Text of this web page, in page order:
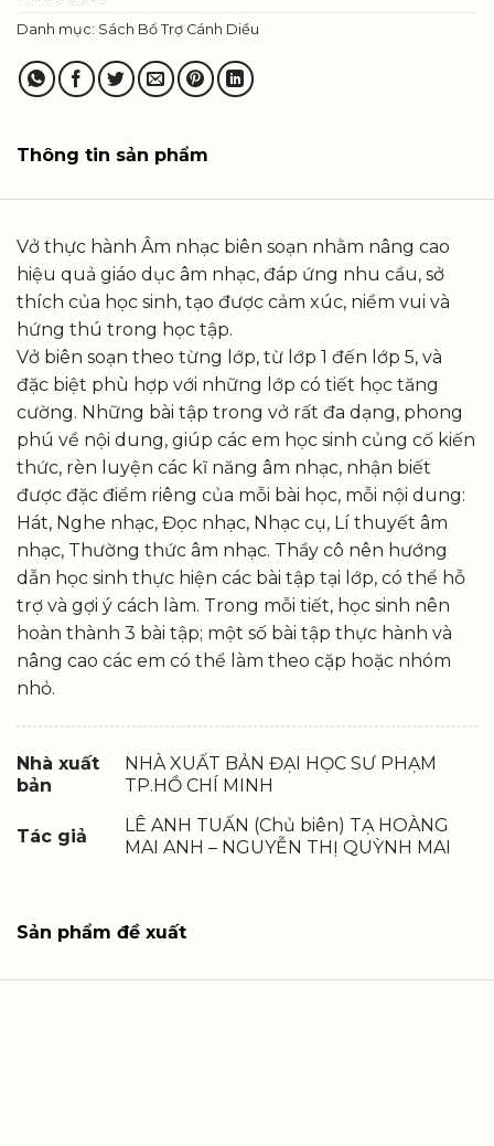
Danh mục: Sách Bổ Trợ Cánh Diều
Thông tin sản phẩm
Vở thực hành Âm nhạc biên soạn nhằm nâng cao
hiệu quả giáo dục âm nhạc, đáp ứng nhu cầu, sở
thích của học sinh, tạo được cảm xúc, niềm vui và
hứng thú trong học tập.
Vở biên soạn theo từng lớp, từ lớp 1 đến lớp 5, và
đặc biệt phù hợp với những lớp có tiết học tăng
cường. Những bài tập trong vở rất đa dạng, phong
phú về nội dung, giúp các em học sinh củng cố kiến
thức, rèn luyện các kĩ năng âm nhạc, nhận biết
được đặc điểm riêng của mỗi bài học, mỗi nội dung:
Hát, Nghe nhạc, Đọc nhạc, Nhạc cụ, Lí thuyết âm
nhạc, Thường thức âm nhạc. Thầy cô nên hướng
dẫn học sinh thực hiện các bài tập tại lớp, có thể hỗ
trợ và gợi ý cách làm. Trong mỗi tiết, học sinh nên
hoàn thành 3 bài tập; một số bài tập thực hành và
nâng cao các em có thể làm theo cặp hoặc nhóm
nhỏ.
Nhà xuất
bản
NHÀ XUẤT BẢN ĐẠI HỌC SƯ PHẠM
TP.HỒ CHÍ MINH
Tác giả
LÊ ANH TUẤN (Chủ biên) TẠ HOÀNG
MAI ANH – NGUYỄN THỊ QUỲNH MAI
Sản phẩm đề xuất